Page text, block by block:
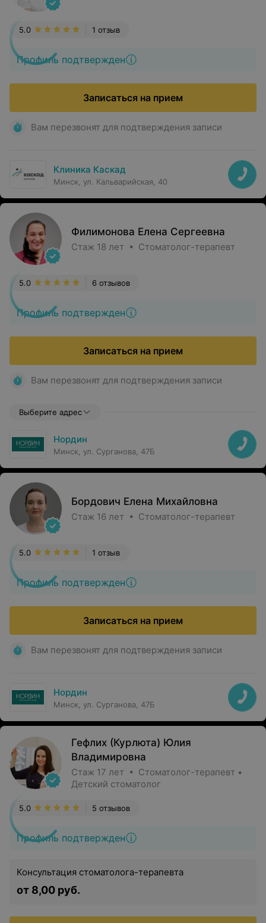
Профиль подтвержден
1 отзыв
5.0
Записаться на прием
Вам перезвонят для подтверждения записи
Клиника Каскад
Минск, ул. Кальварийская, 40
Филимонова Елена Сергеевна
Стаж 18 лет • Стоматолог-терапевт
Профиль подтвержден
6 отзывов
5.0
Записаться на прием
Вам перезвонят для подтверждения записи
Выберите адрес
Нордин
Минск, ул. Сурганова, 47Б
Бордович Елена Михайловна
Стаж 16 лет • Стоматолог-терапевт
Профиль подтвержден
1 отзыв
5.0
Записаться на прием
Вам перезвонят для подтверждения записи
Нордин
Минск, ул. Сурганова, 47Б
Гефлих (Курлюта) Юлия
Владимировна
Стаж 17 лет • Стоматолог-терапевт •
Детский стоматолог
Профиль подтвержден
5 отзывов
5.0
Консультация стоматолога-терапевта
от 8,00 руб.